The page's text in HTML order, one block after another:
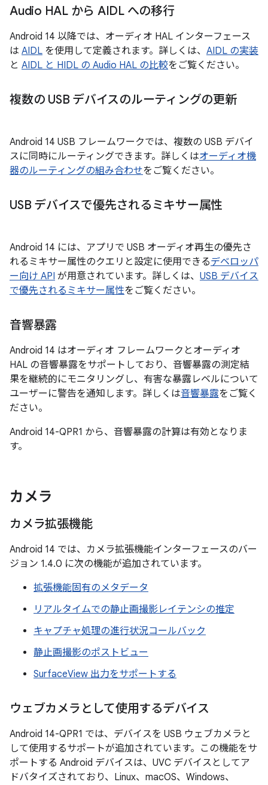
Audio HAL から AIDL への移行
Android 14 以降では、オーディオ HAL インターフェース
は AIDL を使用して定義されます。詳しくは、 AIDL の実装
と AIDL と HIDL の Audio HAL の比較をご覧ください。
複数の USB デバイスのルーティングの更新
Android 14 USB フレームワークでは、複数の USB デバイ
スに同時にルーティングできます。詳しくはオーディオ機
器のルーティングの組み合わせをご覧ください。
USB デバイスで優先されるミキサー属性
Android 14 には、アプリで USB オーディオ再生の優先さ
れるミキサー属性のクエリと設定に使用できるデベロッパ
ー向け API が用意されています。詳しくは、 USB デバイス
で優先されるミキサー属性をご覧ください。
音響暴露
Android 14 はオーディオ フレームワークとオーディオ
HAL の音響暴露をサポートしており、音響暴露の測定結
果を継続的にモニタリングし、有害な暴露レベルについて
ユーザーに警告を通知します。詳しくは音響暴露をご覧く
ださい。
Android 14-QPR1 から、音響暴露の計算は有効となりま
す。
カメラ
カメラ拡張機能
Android 14 では、カメラ拡張機能インターフェースのバー
ジョン 1.4.0 に次の機能が追加されています。
拡張機能固有のメタデータ
リアルタイムでの静止画撮影レイテンシの推定
キャプチャ処理の進行状況コールバック
静止画撮影のポストビュー
SurfaceView 出力をサポートする
ウェブカメラとして使用するデバイス
Android 14-QPR1 では、デバイスを USB ウェブカメラと
して使用するサポートが追加されています。この機能をサ
ポートする Android デバイスは、UVC デバイスとしてア
ドバタイズされており、Linux、macOS、Windows、